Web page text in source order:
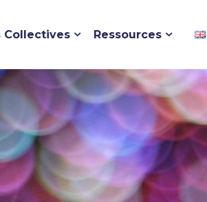
Collectives Ressources